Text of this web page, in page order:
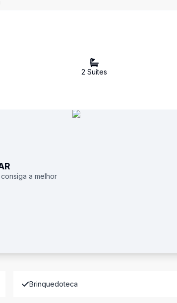
2 Suítes
a melhor
Brinquedoteca